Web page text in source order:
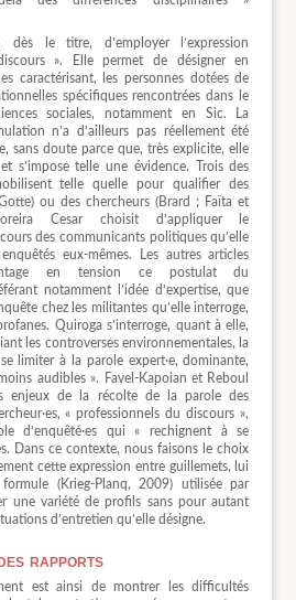
le titre, d’employer l’expression
». Elle permet de désigner en
caractérisant, les personnes dotées de
spécifiques rencontrées dans le
sociales, notamment en Sic. La
n’a d’ailleurs pas réellement été
sans doute parce que, très explicite, elle
s’impose telle une évidence. Trois des
telle quelle pour qualifier des
ou des chercheurs (Brard ; Faïta et
Cesar choisit d’appliquer le
des communicants politiques qu’elle
eux-mêmes. Les autres articles
en tension ce postulat du
notamment l’idée d’expertise, que
chez les militantes qu’elle interroge,
Quiroga s’interroge, quant à elle,
les controverses environnementales, la
limiter à la parole expert·e, dominante,
audibles ». Favel-Kapoian et Reboul
enjeux de la récolte de la parole des
« professionnels du discours »,
d’enquêté·es qui « rechignent à se
Dans ce contexte, nous faisons le choix
cette expression entre guillemets, lui
(Krieg-Planq, 2009) utilisée par
une variété de profils sans pour autant
d’entretien qu’elle désigne.
rapports
est ainsi de montrer les difficultés